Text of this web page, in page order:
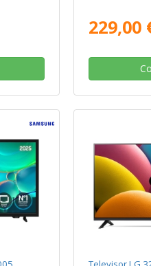
229,00